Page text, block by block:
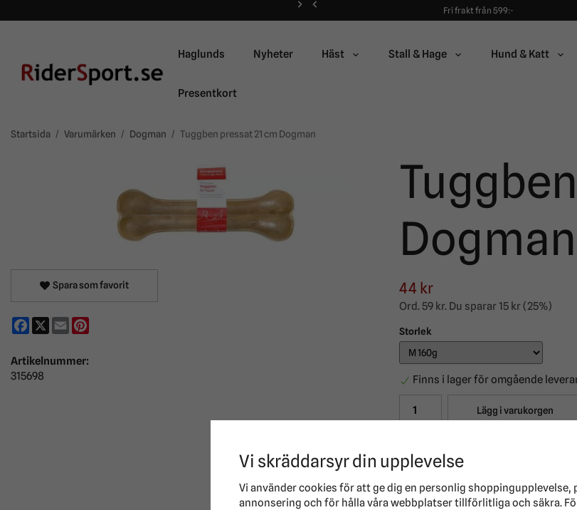
Fri frakt från 599:-
90 dagars öppet köp!
Haglunds Nyheter Häst Stall & Hage Hund & Katt
Presentkort
Startsida / Varumärken / Dogman / Tuggben pressat 21 cm Dogman
Dogman
44 kr
Ord.59 kr. Du sparar15 kr(25%)
Storlek
Finns i lager för omgående
Lägg i varukorgen
Produktbeskrivning
Pressade tuggben av
och bidrar till en sund tandhälsa.
Spara som favorit
Facebook
X Email
Artikelnummer:
315698
Vi skräddarsyr din upplevelse
Vi använder cookies för att ge dig en personlig shoppingupplevelse,
annonsering och för hålla våra webbplatser tillförlitliga och säkra.